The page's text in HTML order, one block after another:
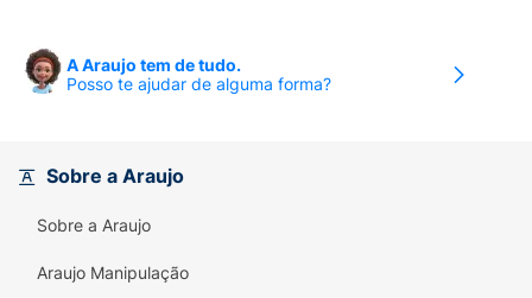
cremosa por dentro. A embalagem de 200g
com visor transparente permite ver a
sobremesa após o almoço ou saborear
sempre que bater a vontade de um doce com
gostinho de casa de vó.
Principais Benefícios:
A Araujo tem de tudo.
Posso te ajudar de alguma forma?
Sobre a Araujo
Sobre a Araujo
Araujo Manipulação